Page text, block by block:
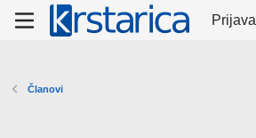
Prijava
Članovi